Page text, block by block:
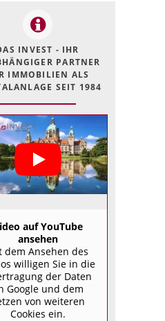
INVEST - IHR
PARTNER
IMMOBILIEN ALS
SEIT 1984
auf YouTube
ansehen
dem Ansehen des
willigen Sie in die
der Daten
Google und dem
von weiteren
Cookies ein.